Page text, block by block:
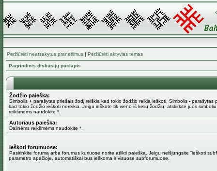
Peržiūrėti neatsakytus pranešimus | Peržiūrėti aktyvias temas
Pagrindinis diskusijų puslapis
Žodžio paieška:
Simbolis + parašytas priešais žodį reiškia kad tokio žodžio reikia ieškoti. Simbolis - parašytas
kad tokio žodžio ieškoti nereikia. Jeigu ieškote tik vieno iš kelių žodžių, atskirkite juos
reikšmėms naudokite *.
Autoriaus paieška:
Dalinėms reikšmėms naudokite *.
Ieškoti forumuose:
Pasirinkite forumą arba forumus kuriuose norite atlikti paiešką. Jeigu neišjungsite “ieškoti
parametro apačioje, automatiškai bus ieškoma ir visuose subforumuose.